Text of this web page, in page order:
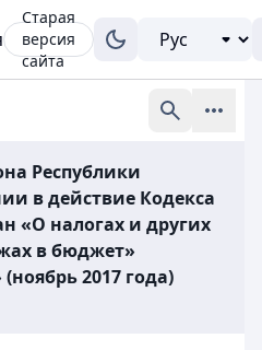
Старая
версия
сайта
Республики
в действие Кодекса
«О налогах и других
в бюджет»
2017 года)